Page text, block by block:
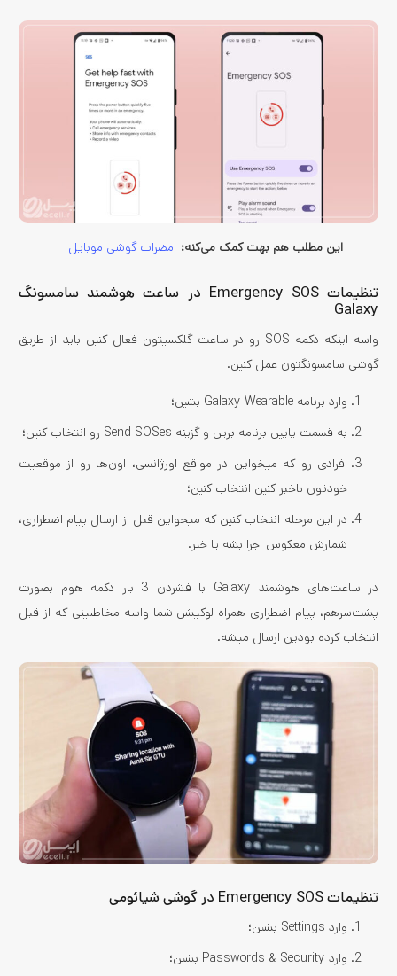
این مطلب هم بهت کمک می‌کنه: مضرات گوشی موبایل
تنظیمات Emergency SOS در ساعت هوشمند سامسونگ
Galaxy
واسه اینکه دکمه SOS رو در ساعت گلکسیتون فعال کنین باید از طریق
گوشی سامسونگتون عمل کنین.
وارد برنامه Galaxy Wearable بشین؛
به قسمت پایین برنامه برین و گزینه Send SOSes رو انتخاب کنین؛
افرادی رو که میخواین در مواقع اورژانسی، اون‌ها رو از موقعیت
خودتون باخبر کنین انتخاب کنین؛
در این مرحله انتخاب کنین که میخواین قبل از ارسال پیام اضطراری،
شمارش معکوس اجرا بشه یا خیر.
در ساعت‌های هوشمند Galaxy با فشردن 3 بار دکمه هوم بصورت
پشت‌سرهم، پیام اضطراری همراه لوکیشن شما واسه مخاطبینی که از قبل
انتخاب کرده بودین ارسال میشه.
تنظیمات Emergency SOS در گوشی شیائومی
وارد Settings بشین؛
وارد Passwords & Security بشین؛